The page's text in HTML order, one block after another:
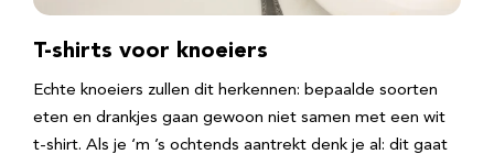
T-shirts voor knoeiers
Echte knoeiers zullen dit herkennen: bepaalde soorten
eten en drankjes gaan gewoon niet samen met een wit
t-shirt. Als je ‘m ’s ochtends aantrekt denk je al: dit gaat